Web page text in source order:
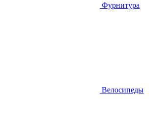
Фурнитура
Велосипеды